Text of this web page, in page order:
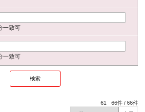
一致可
一致可
61 -66件 /66件